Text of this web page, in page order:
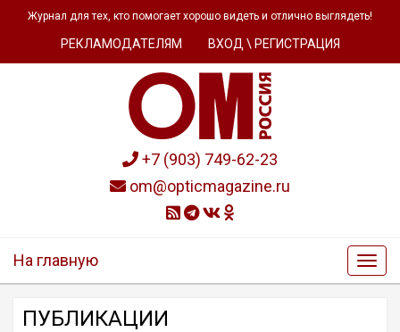
Журнал для тех, кто помогает хорошо видеть и отлично выглядеть!
РЕКЛАМОДАТЕЛЯМ ВХОД \ РЕГИСТРАЦИЯ
+7 (903) 749-62-23
om@opticmagazine.ru
На главную
ПУБЛИКАЦИИ